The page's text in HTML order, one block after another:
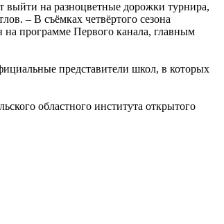
выйти на разноцветные дорожки турнира,
– В съёмках четвёртого сезона
на программе Первого канала, главным
представители школ, в которых
областного института открытого